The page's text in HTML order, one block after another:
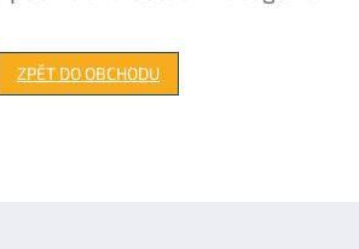
ZPĚT DO OBCHODU